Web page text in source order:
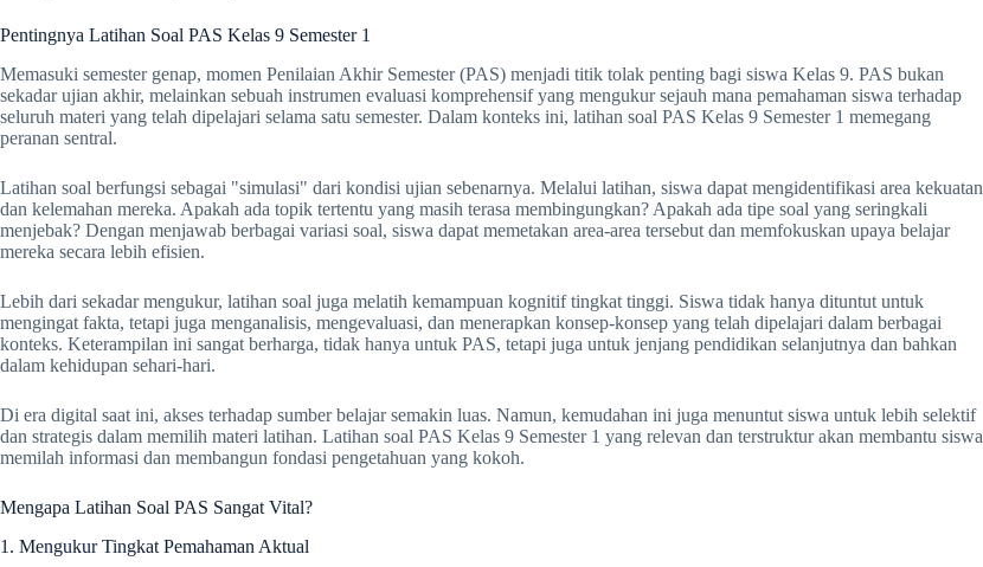
Pentingnya Latihan Soal PAS Kelas 9 Semester 1
Memasuki semester genap, momen Penilaian Akhir Semester (PAS) menjadi titik tolak penting bagi siswa Kelas 9. PAS bukan
sekadar ujian akhir, melainkan sebuah instrumen evaluasi komprehensif yang mengukur sejauh mana pemahaman siswa terhadap
seluruh materi yang telah dipelajari selama satu semester. Dalam konteks ini, latihan soal PAS Kelas 9 Semester 1 memegang
peranan sentral.
Latihan soal berfungsi sebagai "simulasi" dari kondisi ujian sebenarnya. Melalui latihan, siswa dapat mengidentifikasi area kekuatan
dan kelemahan mereka. Apakah ada topik tertentu yang masih terasa membingungkan? Apakah ada tipe soal yang seringkali
menjebak? Dengan menjawab berbagai variasi soal, siswa dapat memetakan area-area tersebut dan memfokuskan upaya belajar
mereka secara lebih efisien.
Lebih dari sekadar mengukur, latihan soal juga melatih kemampuan kognitif tingkat tinggi. Siswa tidak hanya dituntut untuk
mengingat fakta, tetapi juga menganalisis, mengevaluasi, dan menerapkan konsep-konsep yang telah dipelajari dalam berbagai
konteks. Keterampilan ini sangat berharga, tidak hanya untuk PAS, tetapi juga untuk jenjang pendidikan selanjutnya dan bahkan
dalam kehidupan sehari-hari.
Di era digital saat ini, akses terhadap sumber belajar semakin luas. Namun, kemudahan ini juga menuntut siswa untuk lebih selektif
dan strategis dalam memilih materi latihan. Latihan soal PAS Kelas 9 Semester 1 yang relevan dan terstruktur akan membantu siswa
memilah informasi dan membangun fondasi pengetahuan yang kokoh.
Mengapa Latihan Soal PAS Sangat Vital?
1. Mengukur Tingkat Pemahaman Aktual